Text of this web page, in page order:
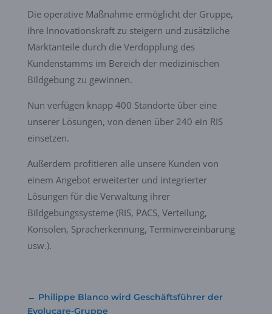
Die operative Maßnahme ermöglicht der Gruppe,
ihre Innovationskraft zu steigern und zusätzliche
Marktanteile durch die Verdopplung des
Kundenstamms im Bereich der medizinischen
Bildgebung zu gewinnen.
Nun verfügen knapp 400 Standorte über eine
unserer Lösungen, von denen über 240 ein RIS
einsetzen.
Außerdem profitieren alle unsere Kunden von
einem Angebot erweiterter und integrierter
Lösungen für die Verwaltung ihrer
Bildgebungssysteme (RIS, PACS, Verteilung,
Konsolen, Spracherkennung, Terminvereinbarung
usw.).
← Philippe Blanco wird Geschäftsführer der
Evolucare-Gruppe